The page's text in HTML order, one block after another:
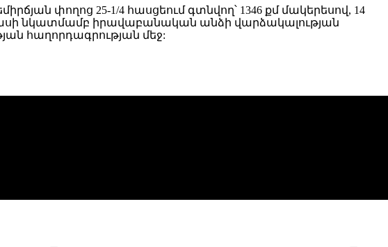
փողոց 25-1/4 հասցեում գտնվող՝ 1346 քմ մակերեսով, 14
նկատմամբ իրավաբանական անձի վարձակալության
հաղորդագրության մեջ: